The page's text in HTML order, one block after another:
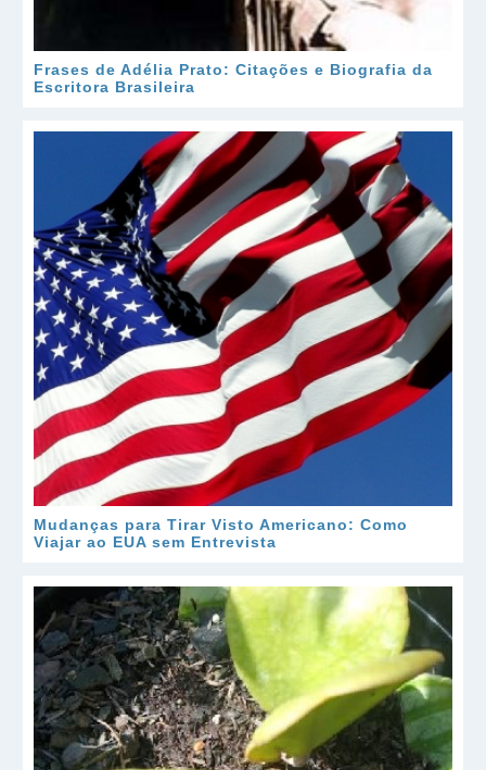
Frases de Adélia Prato: Citações e Biografia da
Escritora Brasileira
Mudanças para Tirar Visto Americano: Como
Viajar ao EUA sem Entrevista